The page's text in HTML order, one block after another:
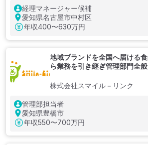
経理マネージャー候補
愛知県名古屋市中村区
年収400〜630万円
地域ブランドを全国へ届ける
ら業務を引き継ぎ管理部門全
株式会社スマイル－リンク
管理部担当者
愛知県豊橋市
年収550〜700万円